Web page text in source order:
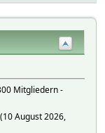
Mitgliedern -
(10 August 2026,